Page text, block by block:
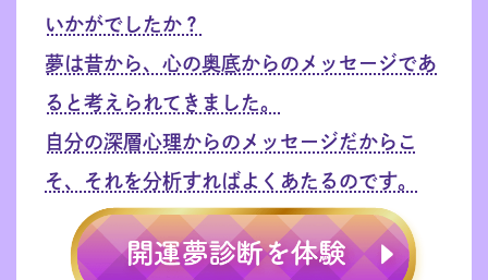
いかがでしたか？
夢は昔から、心の奥底からのメッセージであ
ると考えられてきました。
自分の深層心理からのメッセージだからこ
そ、それを分析すればよくあたるのです。